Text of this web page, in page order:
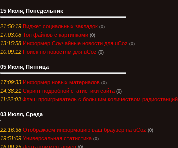
15 Июля, Понедельник
21:56:19 Виджет социальных закладок (0)
17:03:08 Топ файлов с картинками (0)
13:15:58 Информер Случайные новости для uCoz (0)
10:09:12 Поиск по новостям для uCoz (0)
05 Июля, Пятница
17:09:33 Информер новых материалов (0)
14:38:21 Cкрипт подробной статистики сайта (0)
11:22:03 Флэш проигрыватель с большим количеством радиостанций..
03 Июля, Среда
22:16:38 Отображаем информацию ваш браузер на uCoz (0)
19:51:09 Универсальная статистика (0)
16:00:25 Лента комментариев (0)